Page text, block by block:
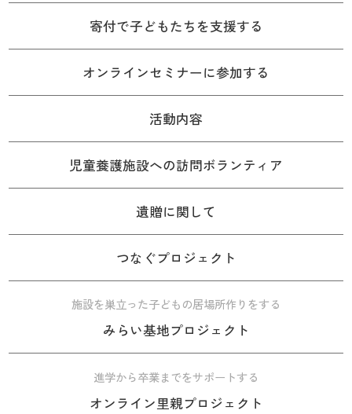
寄付で子どもたちを支援する
オンラインセミナーに参加する
活動内容
児童養護施設への訪問ボランティア
遺贈に関して
つなぐプロジェクト
施設を巣立った子どもの居場所作りをする
みらい基地プロジェクト
進学から卒業までをサポートする
オンライン里親プロジェクト